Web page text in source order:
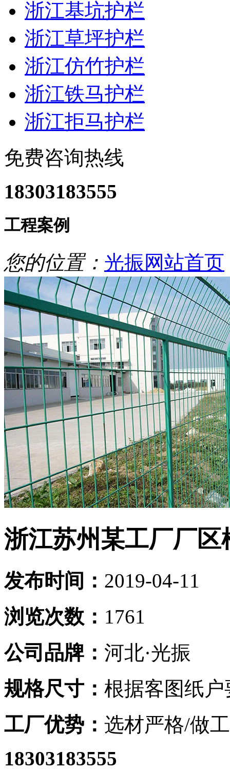
浙江基坑护栏
浙江草坪护栏
浙江仿竹护栏
浙江铁马护栏
浙江拒马护栏
免费咨询热线
18303183555
工程案例
您的位置： 光振网站首页
浙江苏州某工厂厂
发布时间： 2019-04-11
浏览次数： 1761
公司品牌： 河北·光振
规格尺寸： 根据客图纸
工厂优势： 选材严格/做
18303183555